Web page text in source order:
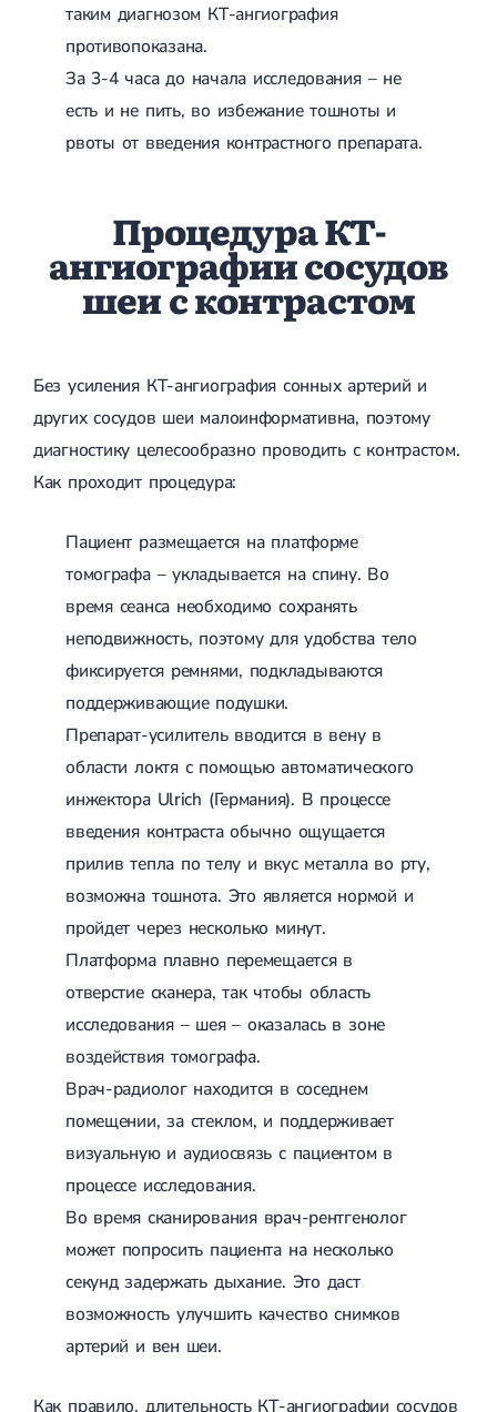
таким диагнозом КТ-ангиография
противопоказана.
За 3-4 часа до начала исследования – не
есть и не пить, во избежание тошноты и
рвоты от введения контрастного препарата.
Процедура КТ-
ангиографии сосудов
шеи с контрастом
Без усиления КТ-ангиография сонных артерий и
других сосудов шеи малоинформативна, поэтому
диагностику целесообразно проводить с контрастом.
Как проходит процедура:
Пациент размещается на платформе
томографа – укладывается на спину. Во
время сеанса необходимо сохранять
неподвижность, поэтому для удобства тело
фиксируется ремнями, подкладываются
поддерживающие подушки.
Препарат-усилитель вводится в вену в
области локтя с помощью автоматического
инжектора Ulrich (Германия). В процессе
введения контраста обычно ощущается
прилив тепла по телу и вкус металла во рту,
возможна тошнота. Это является нормой и
пройдет через несколько минут.
Платформа плавно перемещается в
отверстие сканера, так чтобы область
исследования – шея – оказалась в зоне
воздействия томографа.
Врач-радиолог находится в соседнем
помещении, за стеклом, и поддерживает
визуальную и аудиосвязь с пациентом в
процессе исследования.
Во время сканирования врач-рентгенолог
может попросить пациента на несколько
секунд задержать дыхание. Это даст
возможность улучшить качество снимков
артерий и вен шеи.
Как правило, длительность КТ-ангиографии сосудов